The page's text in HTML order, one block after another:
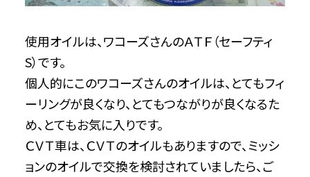
使用オイルは、ワコーズさんのＡＴＦ（セーフティ
S）です。
個人的にこのワコーズさんのオイルは、とてもフィ
ーリングが良くなり、とてもつながりが良くなるた
め、とてもお気に入りです。
ＣＶＴ車は、ＣＶＴのオイルもありますので、ミッシ
ョンのオイルで交換を検討されていましたら、ご